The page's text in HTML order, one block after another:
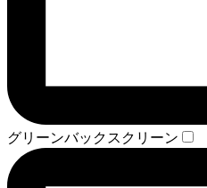
グリーンバックスクリーン